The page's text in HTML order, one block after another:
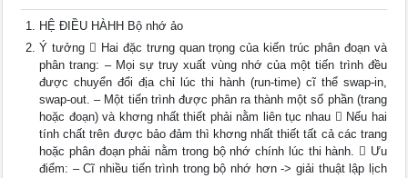
HỆ ĐIỀU HÀHH Bộ nhớ ảo
Ý tưởng  Hai đặc trưng quan trọng của kiến trúc phân đoạn và
phân trang: – Mọi sự truy xuất vùng nhớ của một tiến trình đều
được chuyển đổi địa chỉ lúc thi hành (run-time) cĩ thể swap-in,
swap-out. – Một tiến trình được phân ra thành một số phần (trang
hoặc đoạn) và khơng nhất thiết phải nằm liên tục nhau  Nếu hai
tính chất trên được bảo đảm thì khơng nhất thiết tất cả các trang
hoặc phân đoạn phải nằm trong bộ nhớ chính lúc thi hành.  Ưu
điểm: – Cĩ nhiều tiến trình trong bộ nhớ hơn -> giải thuật lập lịch